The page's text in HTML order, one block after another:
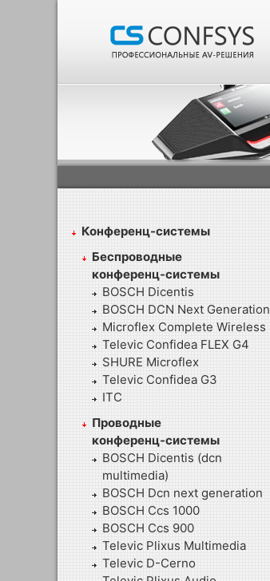
Конференц-системы
Беспроводные
конференц-системы
BOSCH Dicentis
BOSCH DCN Next Generation
Microflex Complete Wireless
Televic Confidea FLEX G4
SHURE Microflex
Televic Confidea G3
ITC
Проводные
конференц-системы
BOSCH Dicentis (dcn
multimedia)
BOSCH Dcn next generation
BOSCH Ccs 1000
BOSCH Ccs 900
Televic Plixus Multimedia
Televic D-Cerno